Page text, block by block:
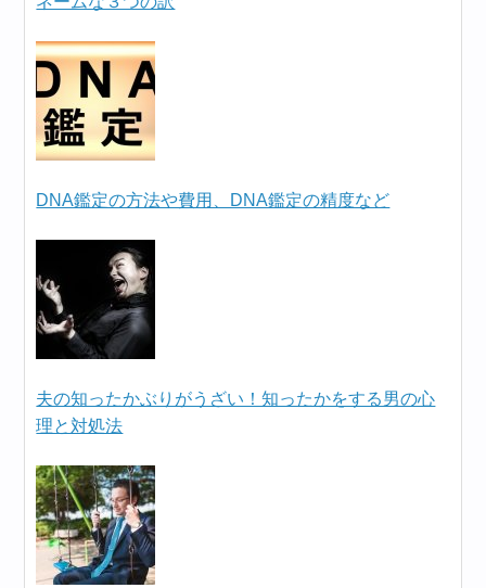
DNA鑑定の方法や費用、DNA鑑定の精度など
夫の知ったかぶりがうざい！知ったかをする男の心
理と対処法